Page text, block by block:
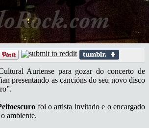
Auriense para gozar do concerto de
presentando as cancións do seu novo disco
foi o artista invitado e o encargado
ambiente.